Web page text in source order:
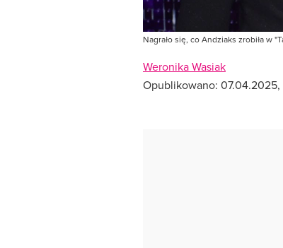
Nagrało się, co Andziaks zrobiła w
Weronika Wasiak
Opublikowano: 07.04.2025,